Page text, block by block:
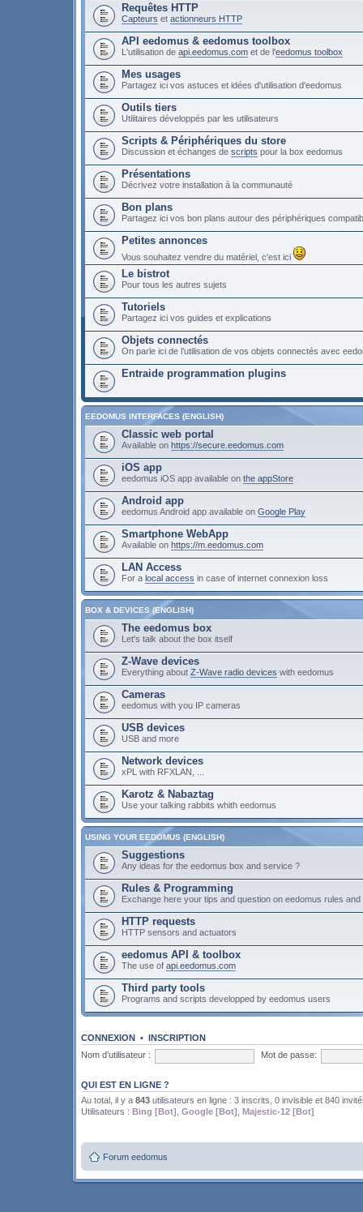
Requêtes HTTP
Capteurs et actionneurs HTTP
API eedomus & eedomus toolbox
L'utilisation de api.eedomus.com et de l'eedomus toolbox
Mes usages
Partagez ici vos astuces et idées d'utilisation d'eedomus
Outils tiers
Utilitaires développés par les utilisateurs
Scripts & Périphériques du store
Discussion et échanges de scripts pour la box eedomus
Présentations
Décrivez votre installation à la communauté
Bon plans
Partagez ici vos bon plans autour des périphériques
Petites annonces
Vous souhaitez vendre du matériel, c'est ici
Le bistrot
Pour tous les autres sujets
Tutoriels
Partagez ici vos guides et explications
Objets connectés
On parle ici de l’utilisation de vos objets connectés avec
Entraide programmation plugins
EEDOMUS INTERFACES (ENGLISH)
Classic web portal
Available on https://secure.eedomus.com
iOS app
eedomus iOS app available on the appStore
Android app
eedomus Android app available on Google Play
Smartphone WebApp
Available on https://m.eedomus.com
LAN Access
For a local access in case of internet connexion loss
BOX & DEVICES (ENGLISH)
The eedomus box
Let's talk about the box itself
Z-Wave devices
Everything about Z-Wave radio devices with eedomus
Cameras
eedomus with you IP cameras
USB devices
USB and more
Network devices
xPL with RFXLAN, ...
Karotz & Nabaztag
Use your talking rabbits whith eedomus
USING YOUR EEDOMUS (ENGLISH)
Suggestions
Any ideas for the eedomus box and service ?
Rules & Programming
Exchange here your tips and question on eedomus rules and
HTTP requests
HTTP sensors and actuators
eedomus API & toolbox
The use of api.eedomus.com
Third party tools
Programs and scripts developped by eedomus users
CONNEXION • INSCRIPTION
Nom d’utilisateur :
Mot de passe:
QUI EST EN LIGNE ?
Au total, il y a 843 utilisateurs en ligne : 3 inscrits, 0 invisible et 840
Utilisateurs : Bing [Bot] Google [Bot] Majestic-12 [Bot]
Forum eedomus